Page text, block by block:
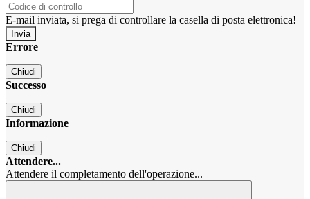
E-mail inviata, si prega di controllare la casella di posta elettronica!
Errore
Chiudi
Successo
Chiudi
Informazione
Chiudi
Attendere...
Attendere il completamento dell'operazione...